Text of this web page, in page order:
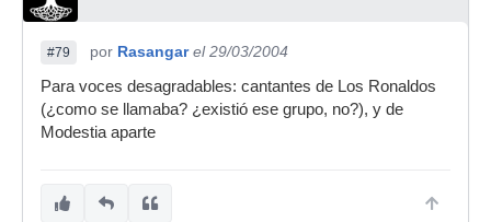
#79 por Rasangar el 29/03/2004
Para voces desagradables: cantantes de Los Ronaldos
(¿como se llamaba? ¿existió ese grupo, no?), y de
Modestia aparte